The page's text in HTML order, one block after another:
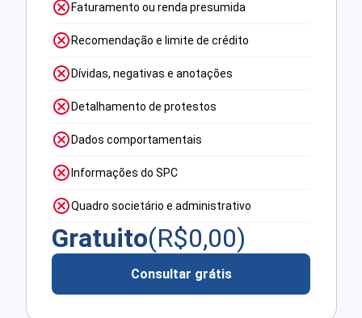
Faturamento ou renda presumida
Recomendação e limite de crédito
Dívidas, negativas e anotações
Detalhamento de protestos
Dados comportamentais
Informações do SPC
Quadro societário e administrativo
Gratuito(R$0,00)
Consultar grátis